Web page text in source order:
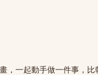
一起動手做一件事，